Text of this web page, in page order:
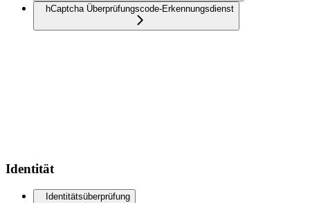
hCaptcha Überprüfungscode-Erkennungsdienst
Identität
Identitätsüberprüfung